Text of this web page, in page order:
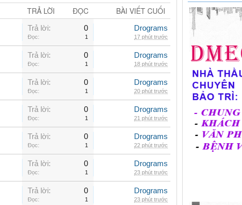
TRẢ LỜI ĐỌC BÀI VIẾT CUỐI
Trả lời: 0
Đọc: 1
Drograms
17 phút trước
Trả lời: 0
Đọc: 1
Drograms
18 phút trước
Trả lời: 0
Đọc: 1
Drograms
20 phút trước
Trả lời: 0
Đọc: 1
Drograms
21 phút trước
Trả lời: 0
Đọc: 1
Drograms
22 phút trước
Trả lời: 0
Đọc: 1
Drograms
23 phút trước
Trả lời: 0
Đọc: 1
Drograms
23 phút trước